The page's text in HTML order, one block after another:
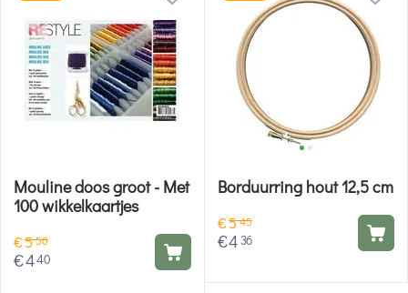
Mouline doos groot - Met
100 wikkelkaartjes
€550
€440
Borduurring hout 12,5 cm
€545
€4 36